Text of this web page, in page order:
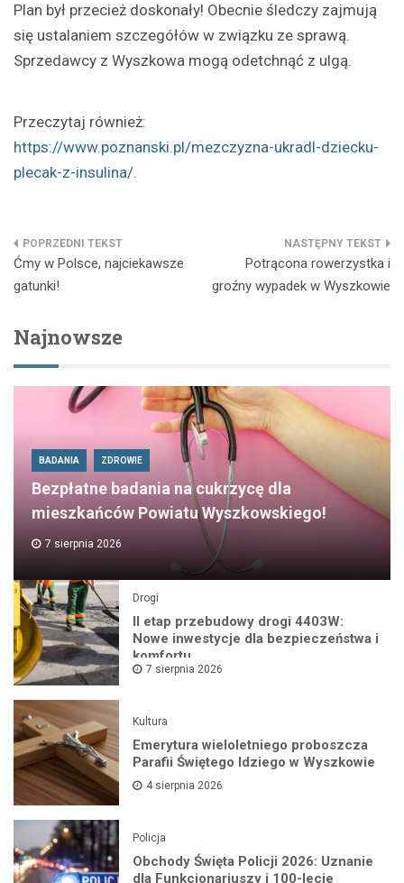
Plan był przecież doskonały! Obecnie śledczy zajmują
się ustalaniem szczegółów w związku ze sprawą.
Sprzedawcy z Wyszkowa mogą odetchnąć z ulgą.
Przeczytaj również:
https://www.poznanski.pl/mezczyzna-ukradl-dziecku-
plecak-z-insulina/.
Nawigacja
wpisu
Ćmy w Polsce, najciekawsze
gatunki!
Potrącona rowerzystka i
groźny wypadek w Wyszkowie
Najnowsze
BADANIA ZDROWIE
Bezpłatne badania na cukrzycę dla
mieszkańców Powiatu Wyszkowskiego!
7 sierpnia 2026
Drogi
II etap przebudowy drogi 4403W:
Nowe inwestycje dla bezpieczeństwa i
komfortu
7 sierpnia 2026
Kultura
Emerytura wieloletniego proboszcza
Parafii Świętego Idziego w Wyszkowie
4 sierpnia 2026
Policja
Obchody Święta Policji 2026: Uznanie
dla Funkcjonariuszy i 100-lecie